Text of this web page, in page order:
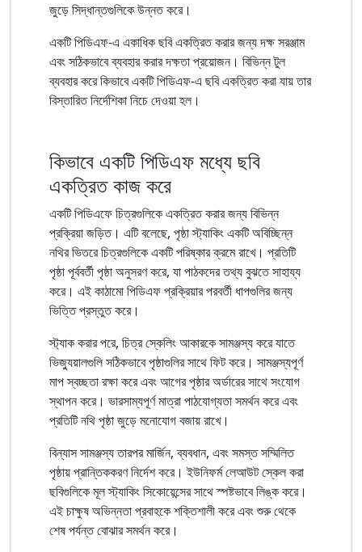
জুড়ে সিদ্ধান্তগুলিকে উন্নত করে।
একটি পিডিএফ-এ একাধিক ছবি একত্রিত করার জন্য দক্ষ সরঞ্জাম
এবং সঠিকভাবে ব্যবহার করার দক্ষতা প্রয়োজন। বিভিন্ন টুল
ব্যবহার করে কিভাবে একটি পিডিএফ-এ ছবি একত্রিত করা যায় তার
বিস্তারিত নির্দেশিকা নিচে দেওয়া হল।
কিভাবে একটি পিডিএফ মধ্যে ছবি
একত্রিত কাজ করে
একটি পিডিএফে চিত্রগুলিকে একত্রিত করার জন্য বিভিন্ন
প্রক্রিয়া জড়িত। এটি বলেছে, পৃষ্ঠা স্ট্যাকিং একটি অবিচ্ছিন্ন
নথির ভিতরে চিত্রগুলিকে একটি পরিষ্কার ক্রমে রাখে। প্রতিটি
পৃষ্ঠা পূর্ববর্তী পৃষ্ঠা অনুসরণ করে, যা পাঠকদের তথ্য বুঝতে সাহায্য
করে। এই কাঠামো পিডিএফ প্রক্রিয়ার পরবর্তী ধাপগুলির জন্য
ভিত্তি প্রস্তুত করে।
স্ট্যাক করার পরে, চিত্র স্কেলিং আকারকে সামঞ্জস্য করে যাতে
ভিজ্যুয়ালগুলি সঠিকভাবে পৃষ্ঠাগুলির সাথে ফিট করে। সামঞ্জস্যপূর্ণ
মাপ স্বচ্ছতা রক্ষা করে এবং আগের পৃষ্ঠার অর্ডারের সাথে সংযোগ
স্থাপন করে। ভারসাম্যপূর্ণ মাত্রা পাঠযোগ্যতা সমর্থন করে এবং
প্রতিটি নথি পৃষ্ঠা জুড়ে মনোযোগ বজায় রাখে।
বিন্যাস সামঞ্জস্য তারপর মার্জিন, ব্যবধান, এবং সমস্ত সম্মিলিত
পৃষ্ঠায় প্রান্তিককরণ নির্দেশ করে। ইউনিফর্ম লেআউট স্কেল করা
ছবিগুলিকে মূল স্ট্যাকিং সিকোয়েন্সের সাথে স্পষ্টভাবে লিঙ্ক করে।
এই চাক্ষুষ অভিন্নতা প্রবাহকে শক্তিশালী করে এবং শুরু থেকে
শেষ পর্যন্ত বোঝার সমর্থন করে।